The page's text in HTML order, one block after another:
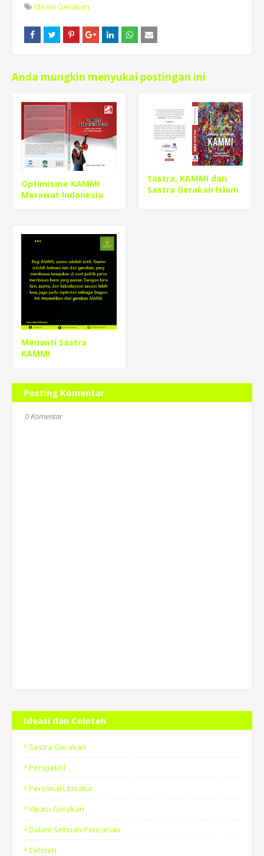
Ideasi Gerakan
Anda mungkin menyukai postingan ini
Optimisme KAMMI
Merawat Indonesia
Sastra, KAMMI dan
Sastra Gerakan Islam
Menanti Sastra
KAMMI
Posting Komentar
0 Komentar
Ideasi dan Celoteh
Sastra Gerakan
Perspektif
Personal Literatur
Ideasi Gerakan
Dalam Sebuah Pencarian
Celoteh